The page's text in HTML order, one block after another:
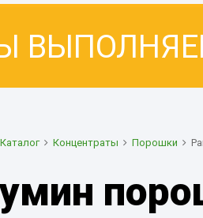
Мыши Коронавирус
Транспорт
Вентиляция
Каталог Концентраты Порошки